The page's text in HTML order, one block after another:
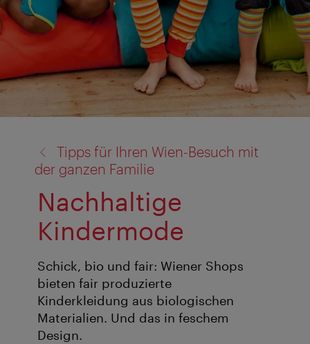
Tipps für Ihren Wien-Besuch mit
der ganzen Familie
Nachhaltige
Kindermode
Schick, bio und fair: Wiener Shops
bieten fair produzierte
Kinderkleidung aus biologischen
Materialien. Und das in feschem
Design.